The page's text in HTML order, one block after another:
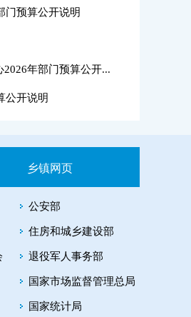
门预算公开说明
年部门预算公开...
公开说明
乡镇网页
公安部
住房和城乡建设部
退役军人事务部
国家市场监督管理总局
国家统计局